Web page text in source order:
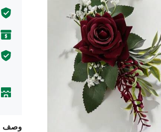
وصف